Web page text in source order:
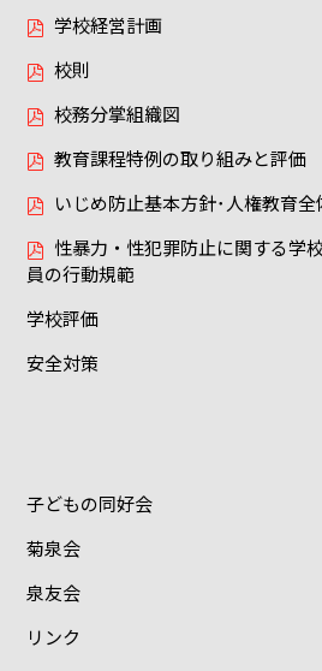
学校経営計画
校則
校務分掌組織図
教育課程特例の取り組みと評価
いじめ防止基本方針･人権教育全
性暴力・性犯罪防止に関する学
員の行動規範
学校評価
安全対策
子どもの同好会
菊泉会
泉友会
リンク